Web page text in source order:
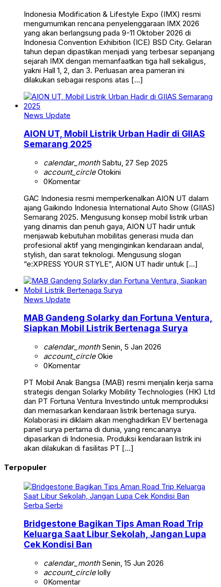
Indonesia Modification & Lifestyle Expo (IMX) resmi
mengumumkan rencana penyelenggaraan IMX 2026
yang akan berlangsung pada 9-11 Oktober 2026 di
Indonesia Convention Exhibition (ICE) BSD City. Gelaran
tahun depan dipastikan menjadi yang terbesar sepanjang
sejarah IMX dengan memanfaatkan tiga hall sekaligus,
yakni Hall 1, 2, dan 3. Perluasan area pameran ini
dilakukan sebagai respons atas […]
News Update
AION UT, Mobil Listrik Urban Hadir di GIIAS
Semarang 2025
calendar_monthSabtu, 27 Sep 2025
account_circleOtokini
0Komentar
GAC Indonesia resmi memperkenalkan AION UT dalam
ajang Gaikindo Indonesia International Auto Show (GIIAS)
Semarang 2025. Mengusung konsep mobil listrik urban
yang dinamis dan penuh gaya, AION UT hadir untuk
menjawab kebutuhan mobilitas generasi muda dan
profesional aktif yang menginginkan kendaraan andal,
stylish, dan sarat teknologi. Mengusung slogan
“e:XPRESS YOUR STYLE”, AION UT hadir untuk […]
News Update
MAB Gandeng Solarky dan Fortuna Ventura,
Siapkan Mobil Listrik Bertenaga Surya
calendar_monthSenin, 5 Jan 2026
account_circleOkie
0Komentar
PT Mobil Anak Bangsa (MAB) resmi menjalin kerja sama
strategis dengan Solarky Mobility Technologies (HK) Ltd
dan PT Fortuna Ventura Investindo untuk memproduksi
dan memasarkan kendaraan listrik bertenaga surya.
Kolaborasi ini diklaim akan menghadirkan EV bertenaga
panel surya pertama di dunia, yang rencananya
dipasarkan di Indonesia. Produksi kendaraan listrik ini
akan dilakukan di fasilitas PT […]
Terpopuler
Serba Serbi
Bridgestone Bagikan Tips Aman Road Trip
Keluarga Saat Libur Sekolah, Jangan Lupa
Cek Kondisi Ban
calendar_monthSenin, 15 Jun 2026
account_circlelolly
0Komentar